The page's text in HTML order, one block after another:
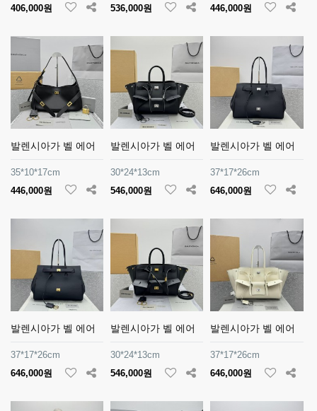
406,000원
536,000원
446,000원
발렌시아가 벨 에어
35*10*17cm
446,000원
발렌시아가 벨 에어
30*24*13cm
546,000원
발렌시아가 벨 에어
37*17*26cm
646,000원
발렌시아가 벨 에어
37*17*26cm
646,000원
발렌시아가 벨 에어
30*24*13cm
546,000원
발렌시아가 벨 에어
37*17*26cm
646,000원